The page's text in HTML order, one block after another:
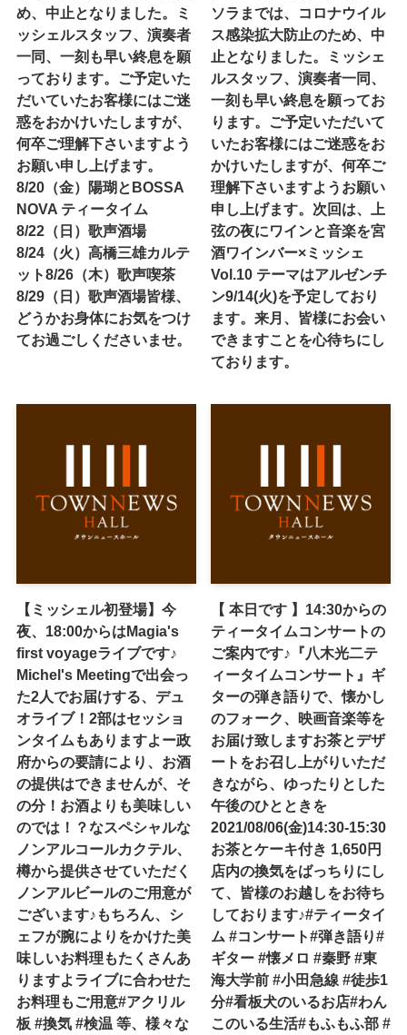
め、中止となりました。ミ
ッシェルスタッフ、演奏者
一同、一刻も早い終息を願
っております。ご予定いた
だいていたお客様にはご迷
惑をおかけいたしますが、
何卒ご理解下さいますよう
お願い申し上げます。
8/20（金）陽瑚とBOSSA
NOVA ティータイム
8/22（日）歌声酒場
8/24（火）高橋三雄カルテ
ット8/26（木）歌声喫茶
8/29（日）歌声酒場皆様、
どうかお身体にお気をつけ
てお過ごしくださいませ。
ソラまでは、コロナウイル
ス感染拡大防止のため、中
止となりました。ミッシェ
ルスタッフ、演奏者一同、
一刻も早い終息を願ってお
ります。ご予定いただいて
いたお客様にはご迷惑をお
かけいたしますが、何卒ご
理解下さいますようお願い
申し上げます。次回は、上
弦の夜にワインと音楽を宮
酒ワインバー×ミッシェ
Vol.10 テーマはアルゼンチ
ン9/14(火)を予定しており
ます。来月、皆様にお会い
できますことを心待ちにし
ております。
【ミッシェル初登場】今
夜、18:00からはMagia's
first voyageライブです♪
Michel's Meetingで出会っ
た2人でお届けする、デュ
オライブ！2部はセッショ
ンタイムもありますよー政
府からの要請により、お酒
の提供はできませんが、そ
の分！お酒よりも美味しい
のでは！？なスペシャルな
ノンアルコールカクテル、
樽から提供させていただく
ノンアルビールのご用意が
ございます♪もちろん、シ
ェフが腕によりをかけた美
味しいお料理もたくさんあ
りますよライブに合わせた
お料理もご用意#アクリル
板 #換気 #検温 等、様々な
【 本日です 】14:30からの
ティータイムコンサートの
ご案内です♪『八木光二テ
ィータイムコンサート』ギ
ターの弾き語りで、懐かし
のフォーク、映画音楽等を
お届け致します️お茶とデザ
ートをお召し上がりいただ
きながら、ゆったりとした
午後のひとときを️
2021/08/06(金)14:30-15:30
お茶とケーキ付き 1,650円
店内の換気をばっちりにし
て、皆様のお越しをお待ち
しております♪#ティータイ
ム #コンサート#弾き語り#
ギター #懐メロ #秦野 #東
海大学前 #小田急線 #徒歩1
分#看板犬のいるお店#わん
このいる生活#もふもふ部 #